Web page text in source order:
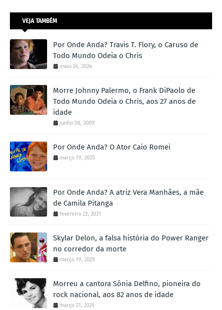
VEJA TAMBÉM
Por Onde Anda? Travis T. Flory, o Caruso de
Todo Mundo Odeia o Chris
maio 24, 2024
Morre Johnny Palermo, o Frank DiPaolo de
Todo Mundo Odeia o Chris, aos 27 anos de
idade
junho 08, 2009
Por Onde Anda? O Ator Caio Romei
março 19, 2025
Por Onde Anda? A atriz Vera Manhães, a mãe
de Camila Pitanga
fevereiro 22, 2021
Skylar Delon, a falsa história do Power Ranger
no corredor da morte
março 19, 2025
Morreu a cantora Sônia Delfino, pioneira do
rock nacional, aos 82 anos de idade
março 21, 2025